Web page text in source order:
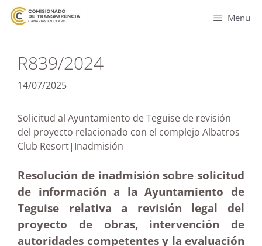
Menu
R839/2024
14/07/2025
Solicitud al Ayuntamiento de Teguise de revisión
del proyecto relacionado con el complejo Albatros
Club Resort|Inadmisión
Resolución de inadmisión sobre solicitud
de información a la Ayuntamiento de
Teguise relativa a revisión legal del
proyecto de obras, intervención de
autoridades competentes y la evaluación